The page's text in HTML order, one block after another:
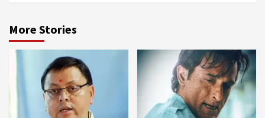
More Stories